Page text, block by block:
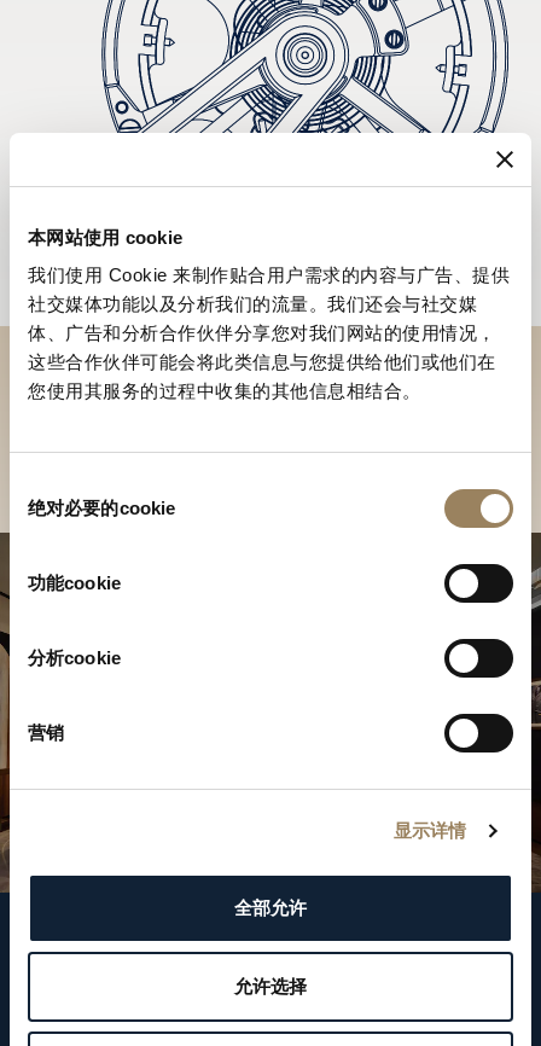
本网站使用 cookie
我们使用 Cookie 来制作贴合用户需求的内容与广告、提供
社交媒体功能以及分析我们的流量。我们还会与社交媒
体、广告和分析合作伙伴分享您对我们网站的使用情况，
这些合作伙伴可能会将此类信息与您提供给他们或他们在
您使用其服务的过程中收集的其他信息相结合。
绝对必要的cookie
功能cookie
分析cookie
营销
显示详情
全部允许
允许选择
於專賣店探索品牌系列作品
尋找專賣店
關注我們
WeChat ID